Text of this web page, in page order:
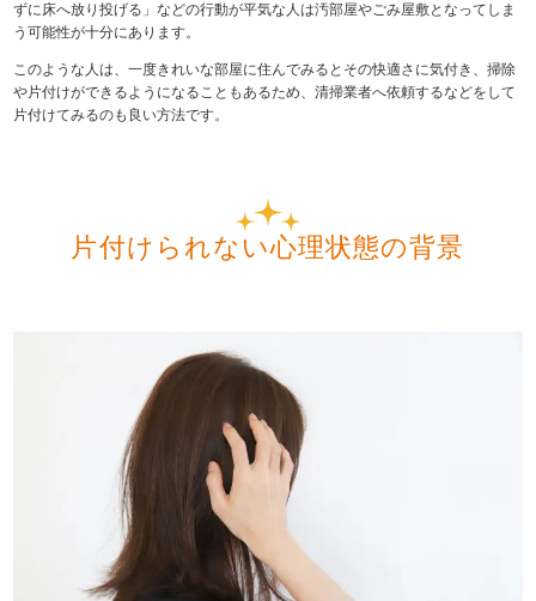
ずに床へ放り投げる」などの行動が平気な人は汚部屋やごみ屋敷となってしま
う可能性が十分にあります。
このような人は、一度きれいな部屋に住んでみるとその快適さに気付き、掃除
や片付けができるようになることもあるため、清掃業者へ依頼するなどをして
片付けてみるのも良い方法です。
片付けられない心理状態の背景